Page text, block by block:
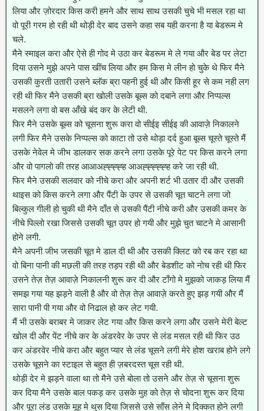
लिया और ज़ोरदार किस करी हमने और साथ साथ उसकी चुचे भी मसल रहा था
वो पूरी गरम हो रही थी थोड़ी देर बाद उसने कहा सब यही करना है या बेडरूम मे
चले.
मैने स्माइल करा और ऐसे ही गोद मे उठा कर बेडरूम मे ले गया और बेड पर लेटा
दिया उसने मुझे अपने पास खींच लिया और हम किस मे लीन हो चुके थे फिर मैने
उसकी कुरती उतारी उसने ब्लॅक ब्रा पहनी हुई थी और किसी हूर से कम नही लग
रही थी फिर मैने उसकी ब्रा खोली उसके बूब्स को दबाने लगा और निप्पल्स
मसलने लगा वो बस आँखे बंद कर के लेटी थी.
फिर मैने उसके बूब्स को चूसना शुरू करा वो सीईइ सीईइ की आवाज़े निकालने
लगी फिर मैने उसके निप्पल्स को काटा तो उसे थोड़ा दर्द हुआ बूब्स चूस्ते चूस्ते मैं
उसके नेवेल मे जीभ डालकर सक करने लगा उसके पूरे पेट पर किस करने लगा
और वो पागलो की तरह आआअह्ह्ह्ह्ह आअह्ह्ह्ह्ह्ह करे जा रही थी.
फिर मैने उसकी सलवार को नीचे करा और अपनी शर्ट भी उतार दी और उसकी
थाइस को किस करने लगा और पैंटी के उपर से उसकी चूत चाटने लगा जो
बिल्कुल गीली हो चुकी थी मैने दाँत से उसकी पैंटी नीचे करी और उसकी कमर के
नीचे पिल्लो रखा जिससे उसकी चूत उपर हो गयी और मुझे चुत चाटने मे आसानी
होने लगी.
मैने अपनी जीभ जसकी चूत मे डाल दी थी और उसकी क्लिट को रब कर रहा था
वो बिना पानी की मछली की तरह तड़प रही थी और बेडशीट को नोच रही थी फिर
उसने तेज़ तेज़ आवाज़े निकालनी शुरू कर दी और टाँगो मे मुझको जाकड़ लिया मैं
समझ गया यह झड़ने वाली है और वो तेज़ तेज़ आवाज़े करते हुए झड़ गयी और मैं
सारा पानी पी गया और वो निढाल हो कर लेट गयी.
मैं भी उसके बराबर मे जाकर लेट गया और किस करने लगा और उसने मेरी बेल्ट
खोल दी और पेंट नीचे कर के अंडरवेर के उपर से लंड मसल रही थी फिर उठ
कर अंडरवेर नीचे करा और बहुत प्यार से लंड चूसने लगी मेरे होश खराब होने लगे
उसके चूसने का स्टाइल से बहुत ही ज़बरदस्त चूस रही थी.
थोड़ी देर मे झड़ने वाला था तो मैने उसे बोला तो उसने और तेज़ से चूसना शुरू
कर दिया मैने उसके बाल पकड़ कर उसके मुह को तेज़ से चोदना शुरू कर दिया
और पूरा लंड उसके मूह मे थुस दिया जिससे उसे साँस लेने मे दिक्कत होने लगी